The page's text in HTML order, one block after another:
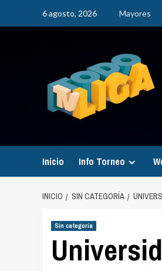
6 agosto, 2026 Mayores
Inicio Info Torneo
INICIO SIN CATEGORÍA
Sin categoría